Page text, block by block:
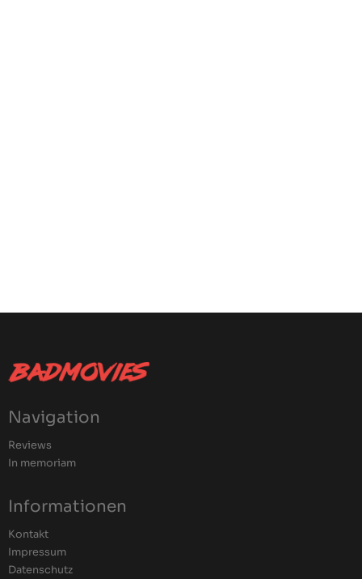
Navigation
Reviews
In memoriam
Informationen
Kontakt
Impressum
Datenschutz